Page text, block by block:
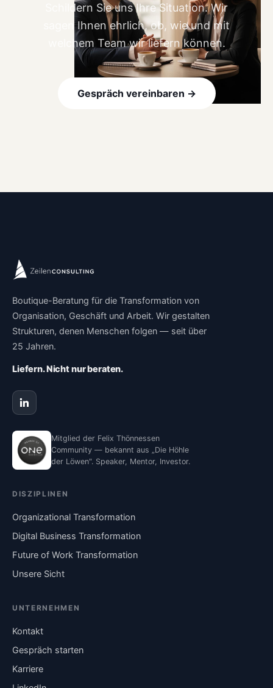
Schildern Sie uns Ihre Situation. Wir
sagen Ihnen ehrlich, ob, wie und mit
welchem Team wir liefern können.
Gespräch vereinbaren →
Boutique-Beratung für die Transformation von
Organisation, Geschäft und Arbeit. Wir gestalten
Strukturen, denen Menschen folgen — seit über
25 Jahren.
Liefern. Nicht nur beraten.
Mitglied der Felix Thönnessen
Community — bekannt aus „Die Höhle
der Löwen". Speaker, Mentor, Investor.
DISZIPLINEN
Organizational Transformation
Digital Business Transformation
Future of Work Transformation
Unsere Sicht
UNTERNEHMEN
Kontakt
Gespräch starten
Karriere